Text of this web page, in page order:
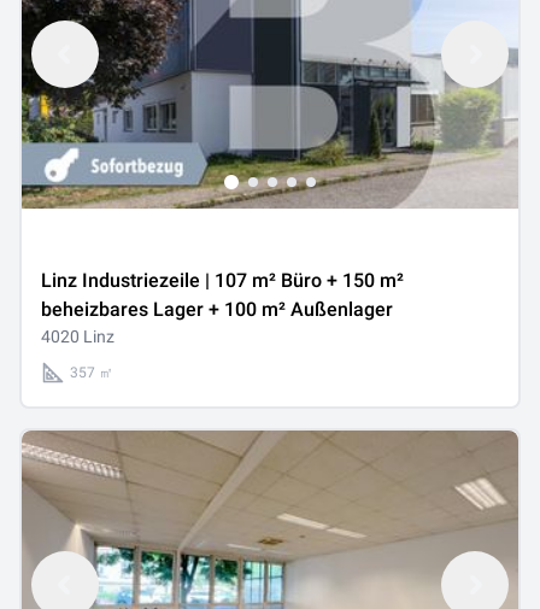
Linz Industriezeile | 107 m² Büro + 150 m²
beheizbares Lager + 100 m² Außenlager
4020 Linz
357 ㎡